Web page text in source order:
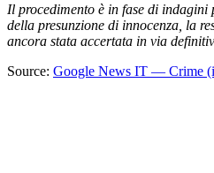
Il procedimento è in fase di
della presunzione di innocenza, la
ancora stata accertata in via
Source: Google News IT — Crime